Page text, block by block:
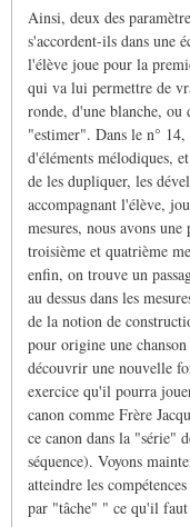
Ainsi, deux des
s'accordent-ils dans une
l'élève joue pour la
qui va lui permettre de
ronde, d'une blanche,
"estimer". Dans le n°
d'éléments mélodiques,
de les dupliquer, les
accompagnant l'élève,
mesures, nous avons
troisième et quatrième
enfin, on trouve un
au dessus dans les
de la notion de
pour origine une
découvrir une nouvelle
exercice qu'il pourra
canon comme Frère
ce canon dans la "série"
séquence). Voyons
atteindre les
par "tâche" " ce qu'il